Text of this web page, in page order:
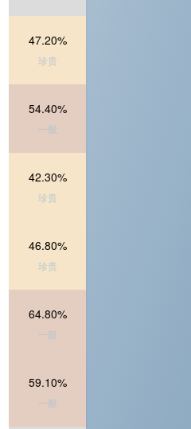
47.20%
珍贵
54.40%
一般
42.30%
珍贵
46.80%
珍贵
64.80%
一般
59.10%
一般